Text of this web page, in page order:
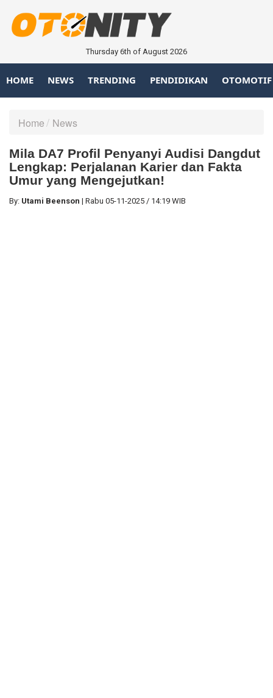
Thursday 6th of August 2026
HOME NEWS TRENDING PENDIDIKAN OTOMOTIF
Home News
Mila DA7 Profil Penyanyi Audisi Dangdut
Lengkap: Perjalanan Karier dan Fakta
Umur yang Mengejutkan!
By: Utami Beenson | Rabu 05-11-2025 / 14:19 WIB